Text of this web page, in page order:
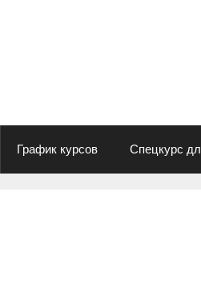
График курсов Спецкурс